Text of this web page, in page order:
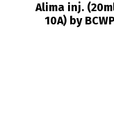
Alima inj.
10A) by BCWP